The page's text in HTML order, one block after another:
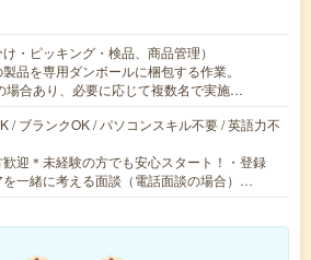
・ピッキング・検品、商品管理）
製品を専用ダンボールに梱包する作業。
合あり、必要に応じて複数名で実施…
/ ブランクOK / パソコンスキル不要 / 英語力不
歓迎＊未経験の方でも安心スタート！・登録
一緒に考える面談（電話面談の場合）…